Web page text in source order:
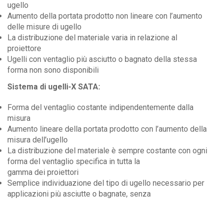
ugello
Aumento della portata prodotto non lineare con l’aumento
delle misure di ugello
La distribuzione del materiale varia in relazione al
proiettore
Ugelli con ventaglio più asciutto o bagnato della stessa
forma non sono disponibili
Sistema di ugelli-X SATA:
Forma del ventaglio costante indipendentemente dalla
misura
Aumento lineare della portata prodotto con l’aumento della
misura dell’ugello
La distribuzione del materiale è sempre costante con ogni
forma del ventaglio specifica in tutta la
gamma dei proiettori
Semplice individuazione del tipo di ugello necessario per
applicazioni più asciutte o bagnate, senza